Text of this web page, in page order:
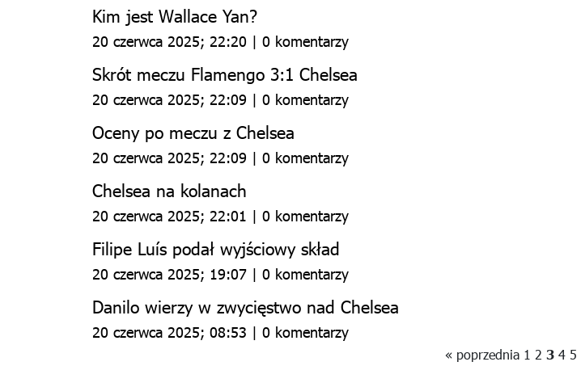
Kim jest Wallace Yan?
20 czerwca 2025; 22:20 | 0 komentarzy
Skrót meczu Flamengo 3:1 Chelsea
20 czerwca 2025; 22:09 | 0 komentarzy
Oceny po meczu z Chelsea
20 czerwca 2025; 22:09 | 0 komentarzy
Chelsea na kolanach
20 czerwca 2025; 22:01 | 0 komentarzy
Filipe Luís podał wyjściowy skład
20 czerwca 2025; 19:07 | 0 komentarzy
Danilo wierzy w zwycięstwo nad Chelsea
20 czerwca 2025; 08:53 | 0 komentarzy
« poprzednia 1 2 3 4 5